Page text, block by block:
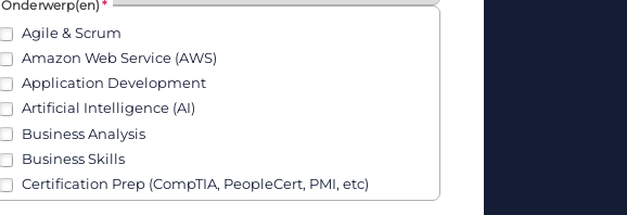
Onderwerp(en)
Agile & Scrum
Amazon Web Service (AWS)
Application Development
Artificial Intelligence (AI)
Business Analysis
Business Skills
Certification Prep (CompTIA, PeopleCert, PMI, etc)